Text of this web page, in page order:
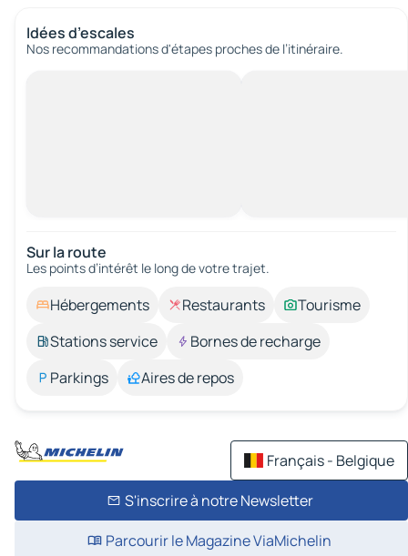
Idées d’escales
Nos recommandations d'étapes proches de l’itinéraire.
Sur la route
Les points d’intérêt le long de votre trajet.
Hébergements Restaurants
Tourisme
Stations service
Bornes de recharge
Parkings
Aires de repos
Français - Belgique
S'inscrire à notre Newsletter
Parcourir le Magazine ViaMichelin